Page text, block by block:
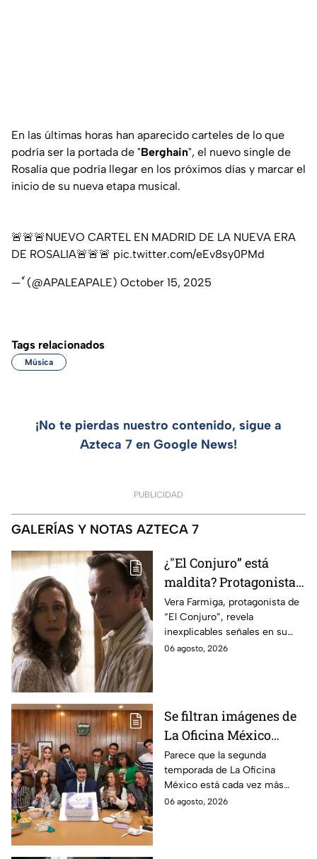
En las últimas horas han aparecido carteles de lo que
podría ser la portada de "Berghain", el nuevo single de
Rosalía que podría llegar en los próximos días y marcar el
inicio de su nueva etapa musical.
🚨🚨🚨NUEVO CARTEL EN MADRID DE LA NUEVA ERA
DE ROSALIA🚨🚨🚨 pic.twitter.com/eEv8sy0PMd
— ٗ (@APALEAPALE) October 15, 2025
Tags relacionados
Música
¡No te pierdas nuestro contenido, sigue a
Azteca 7 en Google News!
PUBLICIDAD
GALERÍAS Y NOTAS AZTECA 7
¿"El Conjuro” está
maldita? Protagonista
revela INQUIETANTES
señales en su cuerpo
durante la grabación de
la película
Vera Farmiga, protagonista de
“El Conjuro”, revela
inexplicables señales en su
cuerpo durante el rodaje de la
06 agosto, 2026
Se filtran imágenes de
La Oficina México
temporada 2 y un
detalle desata teorías
entre los fans
Parece que la segunda
temporada de La Oficina
México está cada vez más
cerca, pues el elenco ya se
06 agosto, 2026